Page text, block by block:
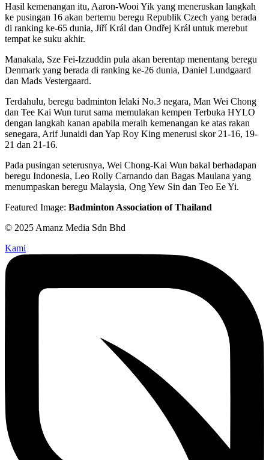
Hasil kemenangan itu, Aaron-Wooi Yik yang meneruskan langkah
ke pusingan 16 akan bertemu beregu Republik Czech yang berada
di ranking ke-65 dunia, Jiří Král dan Ondřej Král untuk merebut
tempat ke suku akhir.
Manakala, Sze Fei-Izzuddin pula akan berentap menentang beregu
Denmark yang berada di ranking ke-26 dunia, Daniel Lundgaard
dan Mads Vestergaard.
Terdahulu, beregu badminton lelaki No.3 negara, Man Wei Chong
dan Tee Kai Wun turut sama memulakan kempen Terbuka HYLO
dengan langkah kanan apabila meraih kemenangan ke atas rakan
senegara, Arif Junaidi dan Yap Roy King menerusi skor 21-16, 19-
21 dan 21-16.
Pada pusingan seterusnya, Wei Chong-Kai Wun bakal berhadapan
beregu Indonesia, Leo Rolly Carnando dan Bagas Maulana yang
menumpaskan beregu Malaysia, Ong Yew Sin dan Teo Ee Yi.
Featured Image: Badminton Association of Thailand
© 2025 Amanz Media Sdn Bhd
Kami